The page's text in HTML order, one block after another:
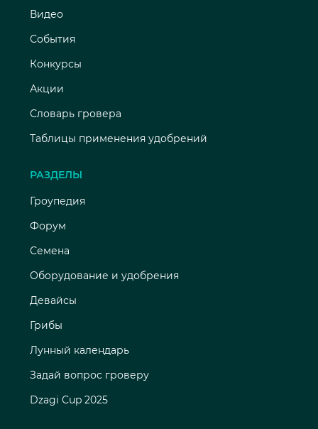
Видео
События
Конкурсы
Акции
Словарь гровера
Таблицы применения удобрений
РАЗДЕЛЫ
Гроупедия
Форум
Семена
Оборудование и удобрения
Девайсы
Грибы
Лунный календарь
Задай вопрос гроверу
Dzagi Cup 2025